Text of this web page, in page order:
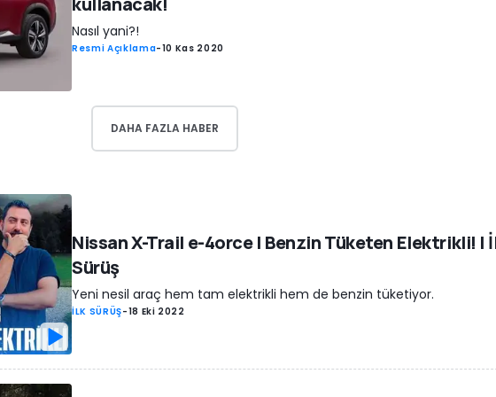
Nasıl yani?!
Resmi Açıklama-10 Kas 2020
DAHA FAZLA HABER
Nissan X-Trail e-4orce | Benzin Tüketen Elektrikli! |
Sürüş
Yeni nesil araç hem tam elektrikli hem de benzin tüketiyor.
İLK SÜRÜŞ-18 Eki 2022